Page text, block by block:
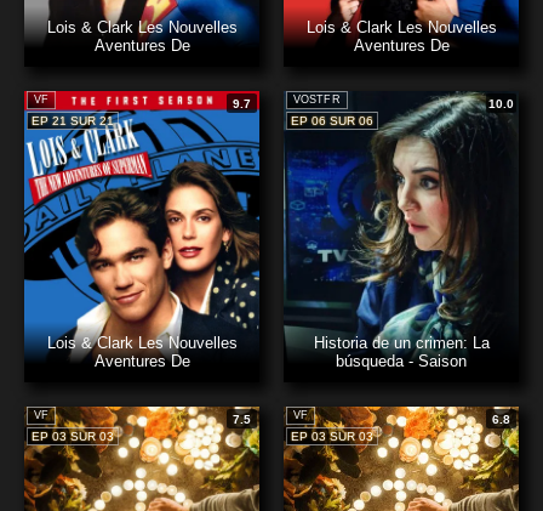
Lois & Clark Les Nouvelles
Aventures De
Lois & Clark Les Nouvelles
Aventures De
VF
9.7
EP 21 SUR 21
Lois & Clark Les Nouvelles
Aventures De
VOSTFR
10.0
EP 06 SUR 06
Historia de un crimen: La
búsqueda - Saison
VF
7.5
EP 03 SUR 03
VF
6.8
EP 03 SUR 03